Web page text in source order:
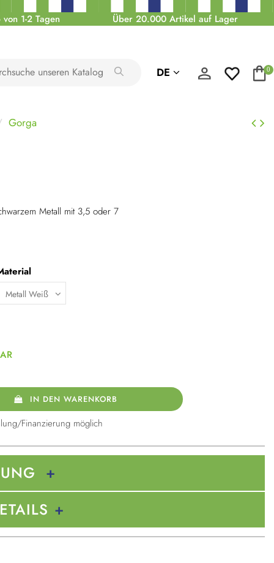
1-2 Tagen Über 20.000 Artikel auf Lager
DE 0
Gorga
Metall mit 3,5 oder 7
IN DEN WARENKORB
Finanzierung möglich